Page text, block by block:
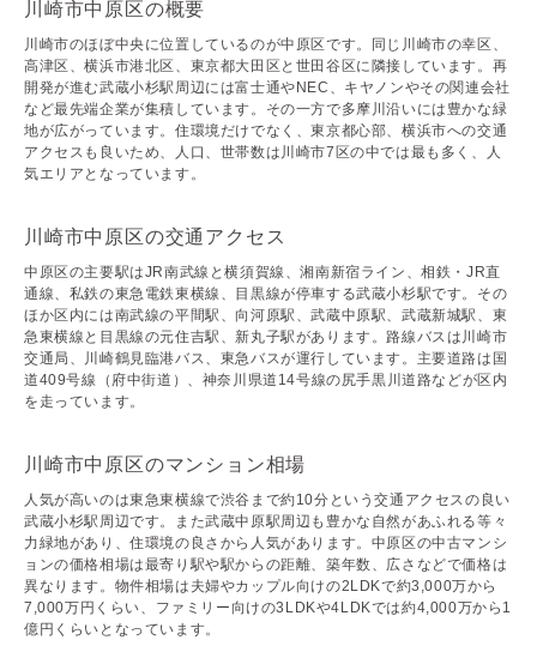
川崎市中原区の概要
川崎市のほぼ中央に位置しているのが中原区です。同じ川崎市の幸区、
高津区、横浜市港北区、東京都大田区と世田谷区に隣接しています。再
開発が進む武蔵小杉駅周辺には富士通やNEC、キヤノンやその関連会社
など最先端企業が集積しています。その一方で多摩川沿いには豊かな緑
地が広がっています。住環境だけでなく、東京都心部、横浜市への交通
アクセスも良いため、人口、世帯数は川崎市7区の中では最も多く、人
気エリアとなっています。
川崎市中原区の交通アクセス
中原区の主要駅はJR南武線と横須賀線、湘南新宿ライン、相鉄・JR直
通線、私鉄の東急電鉄東横線、目黒線が停車する武蔵小杉駅です。その
ほか区内には南武線の平間駅、向河原駅、武蔵中原駅、武蔵新城駅、東
急東横線と目黒線の元住吉駅、新丸子駅があります。路線バスは川崎市
交通局、川崎鶴見臨港バス、東急バスが運行しています。主要道路は国
道409号線（府中街道）、神奈川県道14号線の尻手黒川道路などが区内
を走っています。
川崎市中原区のマンション相場
人気が高いのは東急東横線で渋谷まで約10分という交通アクセスの良い
武蔵小杉駅周辺です。また武蔵中原駅周辺も豊かな自然があふれる等々
力緑地があり、住環境の良さから人気があります。中原区の中古マンシ
ョンの価格相場は最寄り駅や駅からの距離、築年数、広さなどで価格は
異なります。物件相場は夫婦やカップル向けの2LDKで約3,000万から
7,000万円くらい、ファミリー向けの3LDKや4LDKでは約4,000万から1
億円くらいとなっています。